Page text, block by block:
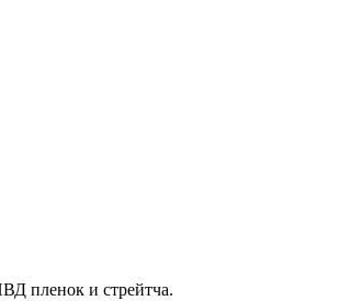
пленок и стрейтча.